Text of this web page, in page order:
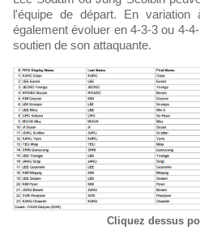
l'équipe de départ. En
également évoluer en 4-3-3 ou 4-
soutien de son attaquante.
Cliquez dessus